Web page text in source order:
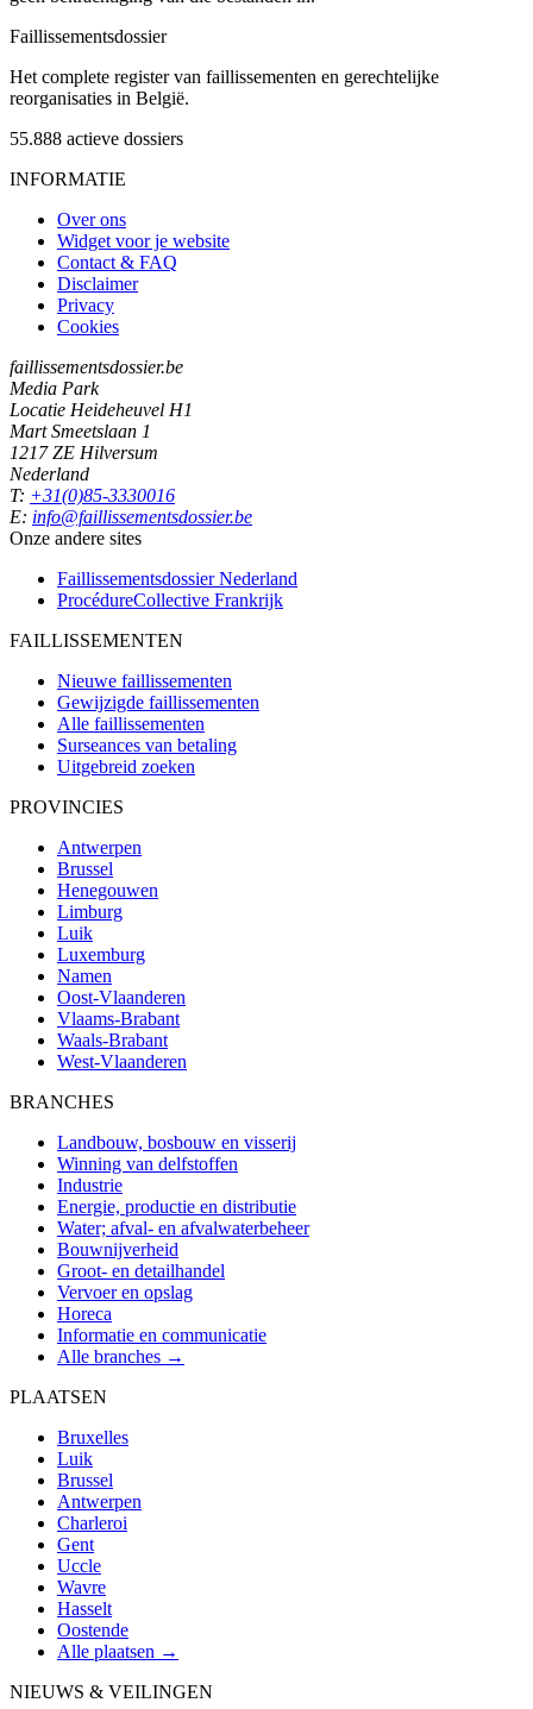
Faillissementsdossier
Het complete register van faillissementen en gerechtelijke
reorganisaties in België.
55.888 actieve dossiers
INFORMATIE
Over ons
Widget voor je website
Contact & FAQ
Disclaimer
Privacy
Cookies
faillissementsdossier.be
Media Park
Locatie Heideheuvel H1
Mart Smeetslaan 1
1217 ZE Hilversum
Nederland
T: +31(0)85-3330016
E: info@faillissementsdossier.be
Onze andere sites
Faillissementsdossier Nederland
ProcédureCollective Frankrijk
FAILLISSEMENTEN
Nieuwe faillissementen
Gewijzigde faillissementen
Alle faillissementen
Surseances van betaling
Uitgebreid zoeken
PROVINCIES
Antwerpen
Brussel
Henegouwen
Limburg
Luik
Luxemburg
Namen
Oost-Vlaanderen
Vlaams-Brabant
Waals-Brabant
West-Vlaanderen
BRANCHES
Landbouw, bosbouw en visserij
Winning van delfstoffen
Industrie
Energie, productie en distributie
Water; afval- en afvalwaterbeheer
Bouwnijverheid
Groot- en detailhandel
Vervoer en opslag
Horeca
Informatie en communicatie
Alle branches →
PLAATSEN
Bruxelles
Luik
Brussel
Antwerpen
Charleroi
Gent
Uccle
Wavre
Hasselt
Oostende
Alle plaatsen →
NIEUWS & VEILINGEN